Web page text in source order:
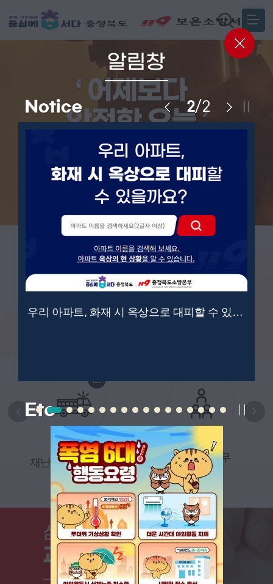
2/2
우리 아파트, 화재 시 옥상으로 대피할 수 있을까요?
‘ 어제보다
안전한 오늘 ’
보은소방서가함께
충청북도 안전체험관 예약
민원관련 도움이
필요하신가요?
재난발생행동요령 조직 및 업무
심폐소생술
교육동영상